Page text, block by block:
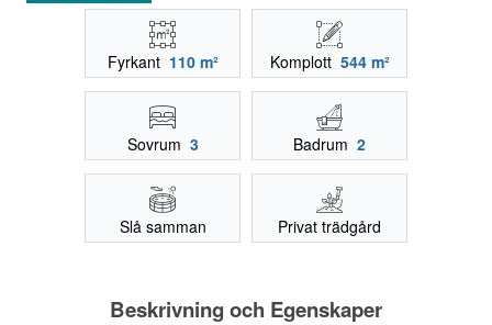
Fyrkant 110 m² Komplott 544 m²
Sovrum 3 Badrum 2
Slå samman Privat trädgård
Beskrivning och Egenskaper